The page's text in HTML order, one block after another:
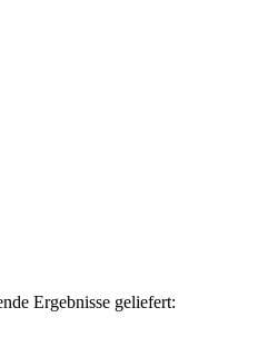
Ergebnisse geliefert: